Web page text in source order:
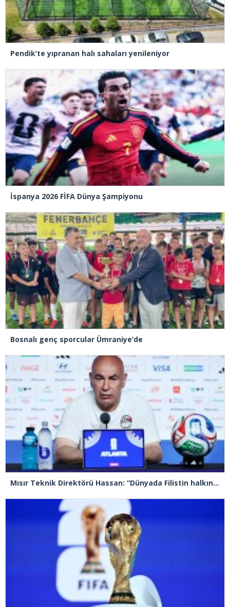
Pendik’te yıpranan halı sahaları yenileniyor
İspanya 2026 FİFA Dünya Şampiyonu
Bosnalı genç sporcular Ümraniye’de
Mısır Teknik Direktörü Hassan: “Dünyada Filistin halkının acısını hissetmeyen, insan olmayı hak etmiyor”